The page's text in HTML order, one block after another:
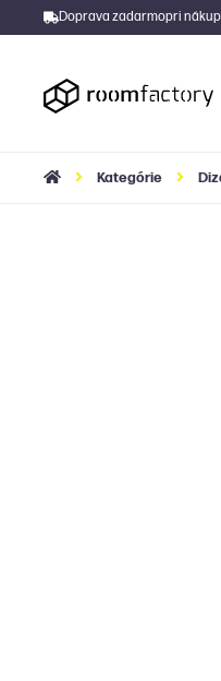
Doprava zadarmopri
Kategórie